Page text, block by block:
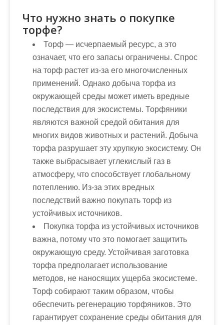
Что нужно знать о покупке
торфе?
Торф — исчерпаемый ресурс, а это
означает, что его запасы ограничены. Спрос
на торф растет из-за его многочисленных
применений. Однако добыча торфа из
окружающей среды может иметь вредные
последствия для экосистемы. Торфяники
являются важной средой обитания для
многих видов животных и растений. Добыча
торфа разрушает эту хрупкую экосистему. Он
также выбрасывает углекислый газ в
атмосферу, что способствует глобальному
потеплению. Из-за этих вредных
последствий важно покупать торф из
устойчивых источников.
Покупка торфа из устойчивых источников
важна, потому что это помогает защитить
окружающую среду. Устойчивая заготовка
торфа предполагает использование
методов, не наносящих ущерба экосистеме.
Торф собирают таким образом, чтобы
обеспечить регенерацию торфяников. Это
гарантирует сохранение среды обитания для